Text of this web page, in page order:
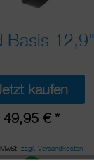
Basis 12,9"
kaufen
49,95 € *
zzgl. Versandkosten